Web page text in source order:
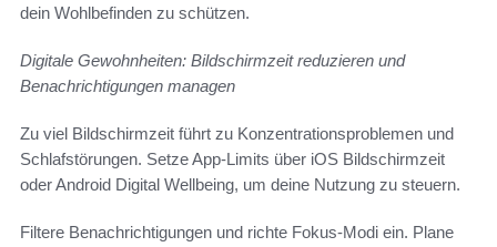
dein Wohlbefinden zu schützen.
Digitale Gewohnheiten: Bildschirmzeit reduzieren und
Benachrichtigungen managen
Zu viel Bildschirmzeit führt zu Konzentrationsproblemen und
Schlafstörungen. Setze App-Limits über iOS Bildschirmzeit
oder Android Digital Wellbeing, um deine Nutzung zu steuern.
Filtere Benachrichtigungen und richte Fokus-Modi ein. Plane